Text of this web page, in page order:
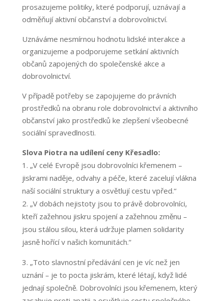
prosazujeme politiky, které podporují, uznávají a
odměňují aktivní občanství a dobrovolnictví.
Uznáváme nesmírnou hodnotu lidské interakce a
organizujeme a podporujeme setkání aktivních
občanů zapojených do společenské akce a
dobrovolnictví.
V případě potřeby se zapojujeme do právních
prostředků na obranu role dobrovolnictví a aktivního
občanství jako prostředků ke zlepšení všeobecné
sociální spravedlnosti.
Slova Piotra na udílení ceny Křesadlo:
„V celé Evropě jsou dobrovolníci křemenem –
jiskrami naděje, odvahy a péče, které zacelují vlákna
naší sociální struktury a osvětlují cestu vpřed.“
2. „V dobách nejistoty jsou to právě dobrovolníci,
kteří zažehnou jiskru spojení a zažehnou změnu –
jsou stálou silou, která udržuje plamen solidarity
jasně hořící v našich komunitách.“
3. „Toto slavnostní předávání cen je víc než jen
uznání – je to pocta jiskrám, které létají, když lidé
jednají společně. Dobrovolníci jsou křemenem, který